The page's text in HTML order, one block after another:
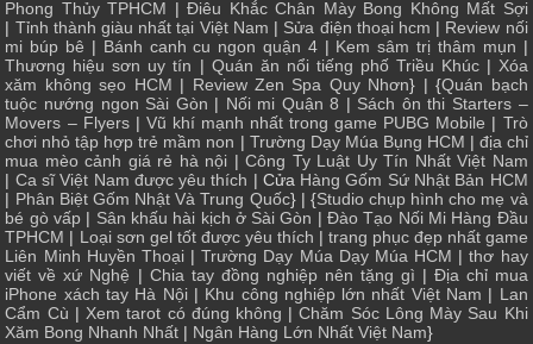
Phong Thủy TPHCM |Điêu Khắc Chân Mày Bong Không Mất Sợi
| Tỉnh thành giàu nhất tại Việt Nam | Sửa điện thoại hcm | Review nối
mi búp bê | Bánh canh cu ngon quận 4| Kem sâm trị thâm mụn |
Thương hiệu sơn uy tín | Quán ăn nổi tiếng phố Triều Khúc| Xóa
xăm không sẹo HCM | Review Zen Spa Quy Nhơn} | {Quán bạch
tuộc nướng ngon Sài Gòn | Nối mi Quận 8 | Sách ôn thi Starters –
Movers – Flyers| Vũ khí mạnh nhất trong game PUBG Mobile | Trò
chơi nhỏ tập hợp trẻ mầm non | Trường Dạy Múa Bụng HCM | địa chỉ
mua mèo cảnh giá rẻ hà nội |Công Ty Luật Uy Tín Nhất Việt Nam
| Ca sĩ Việt Nam được yêu thích | Cửa Hàng Gốm Sứ Nhật Bản HCM
| Phân Biệt Gốm Nhật Và Trung Quốc} | {Studio chụp hình cho mẹ và
bé gò vấp | Sân khấu hài kịch ở Sài Gòn |Đào Tạo Nối Mi Hàng Đầu
TPHCM | Loại sơn gel tốt được yêu thích | trang phục đẹp nhất game
Liên Minh Huyền Thoại|Trường Dạy Múa Dạy Múa HCM |thơ hay
viết về xứ Nghệ | Chia tay đồng nghiệp nên tặng gì | Địa chỉ mua
iPhone xách tay Hà Nội| Khu công nghiệp lớn nhất Việt Nam | Lan
Cẩm Cù |Xem tarot có đúng không |Chăm Sóc Lông Mày Sau Khi
Xăm Bong Nhanh Nhất | Ngân Hàng Lớn Nhất Việt Nam}